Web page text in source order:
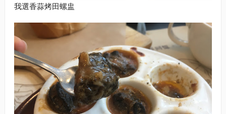
我選香蒜烤田螺盅